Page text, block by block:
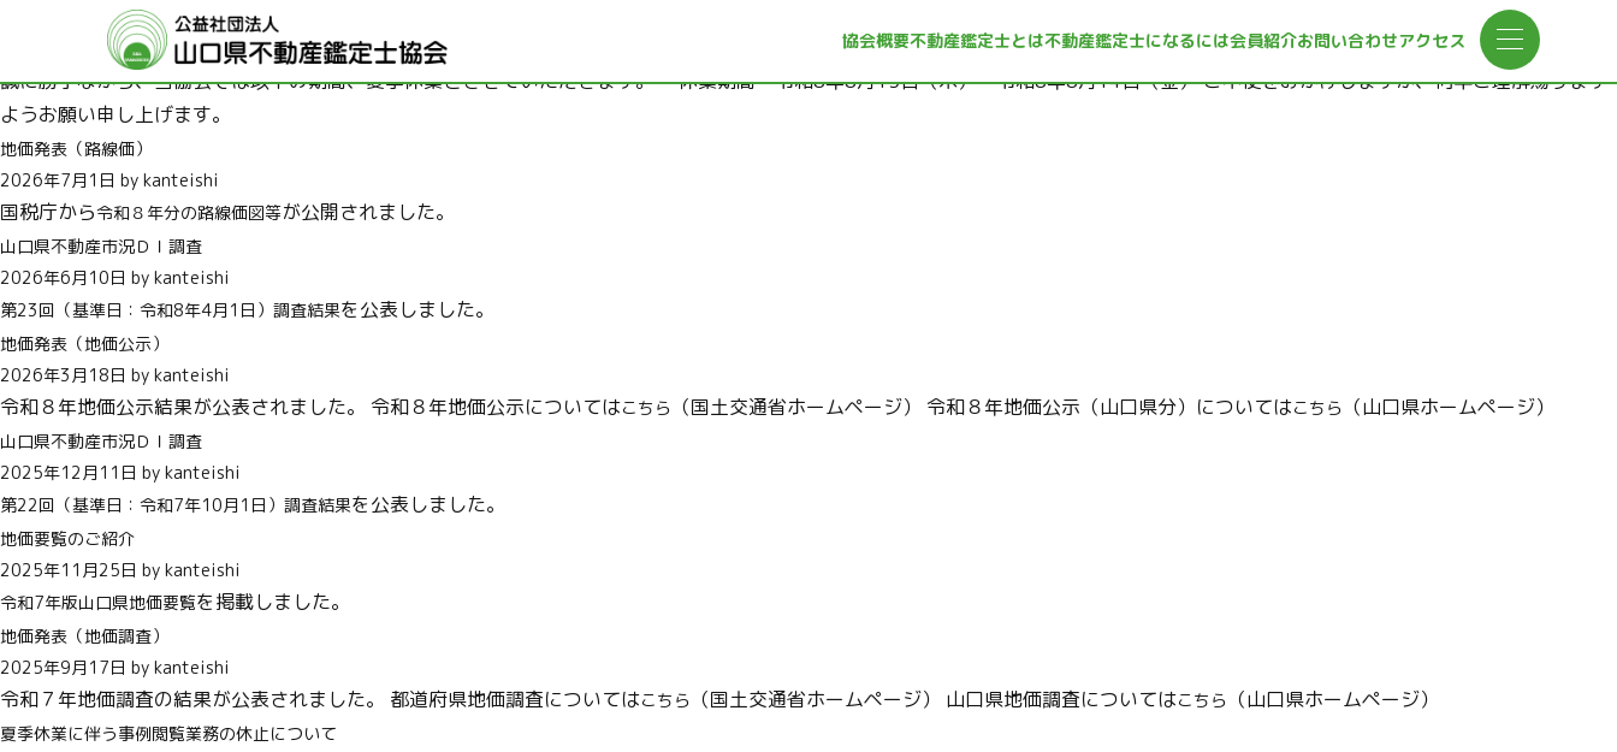
協会概要不動産鑑定士とは不動産鑑定士になるには会員紹介お問い合わせアクセス
夏季休業のお知らせ
2026年8月3日 by kanteishi
誠に勝手ながら、当協会では以下の期間、夏季休業とさせていただきます。 ・休業期間 令和8年8月13日（木）～令和8年8月14日（金） ご不便をおかけしますが、何卒ご理解賜ります
ようお願い申し上げます。
地価発表（路線価）
2026年7月1日 by kanteishi
国税庁から令和８年分の路線価図等が公開されました。
山口県不動産市況ＤＩ調査
2026年6月10日 by kanteishi
第23回（基準日：令和8年4月1日）調査結果を公表しました。
地価発表（地価公示）
2026年3月18日 by kanteishi
令和８年地価公示結果が公表されました。 令和８年地価公示についてはこちら （国土交通省ホームページ） 令和８年地価公示（山口県分）についてはこちら （山口県ホームページ）
山口県不動産市況ＤＩ調査
2025年12月11日 by kanteishi
第22回（基準日：令和7年10月1日）調査結果を公表しました。
地価要覧のご紹介
2025年11月25日 by kanteishi
令和7年版山口県地価要覧を掲載しました。
地価発表（地価調査）
2025年9月17日 by kanteishi
令和７年地価調査の結果が公表されました。 都道府県地価調査についてはこちら （国土交通省ホームページ） 山口県地価調査についてはこちら （山口県ホームページ）
夏季休業に伴う事例閲覧業務の休止について